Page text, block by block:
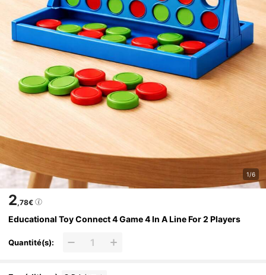
1/6
2,78€
Educational Toy Connect 4 Game 4 In A Line For 2 Players
Quantité(s):